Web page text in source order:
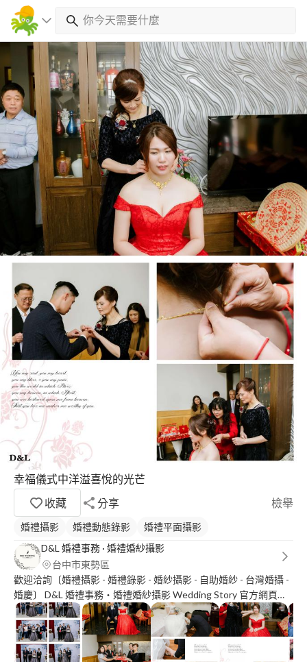
幸福儀式中洋溢喜悅的光芒
收藏
分享 檢舉
婚禮攝影 婚禮動態錄影
婚禮平面攝影
D&L 婚禮事務 · 婚禮婚紗攝影
台中市東勢區
歡迎洽詢〔婚禮攝影 - 婚禮錄影 - 婚紗攝影 - 自助婚紗 - 台灣婚攝 -
婚慶〕 D&L 婚禮事務‧婚禮婚紗攝影 Wedding Story 官方網頁：
https://goo.gl/UxUr5T 粉絲專頁：https://goo.gl/Fuxmau
Instagram：https://goo.gl/6HoQKi Youtube：
https://goo.gl/D6uhUk Flickr：https://goo.gl/SJ6bjs 檔期詢問：
https://goo.gl/OCxQyF MOBILE：+***************** Wechat